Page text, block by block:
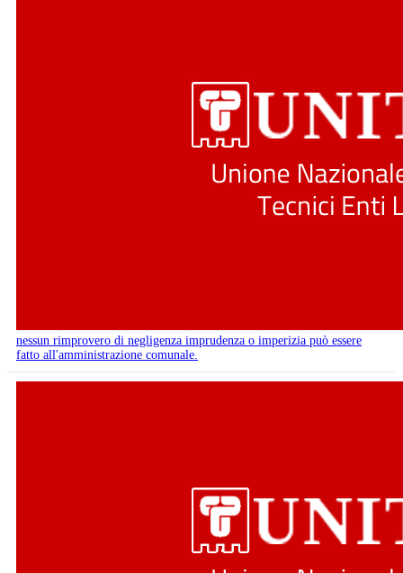
nessun rimprovero di negligenza imprudenza o imperizia può essere
fatto all'amministrazione comunale.